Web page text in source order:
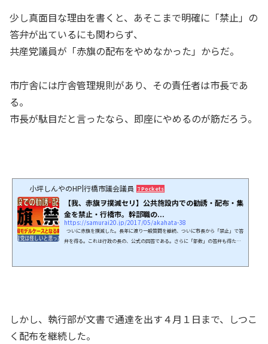
少し真面目な理由を書くと、あそこまで明確に「禁止」の
答弁が出ているにも関わらず、
共産党議員が「赤旗の配布をやめなかった」からだ。
市庁舎には庁舎管理規則があり、その責任者は市長であ
る。
市長が駄目だと言ったなら、即座にやめるのが筋だろう。
小坪しんやのHP|行橋市議会議員 7 Pockets
【我、赤旗ヲ撲滅セリ】公共施設内での勧誘・配布・集
金を禁止・行橋市。幹部職の...
https://samurai20.jp/2017/05/akahata-38
ついに赤旗を撲滅した。長年に渡り一般質問を継続、ついに市長から「禁止」で答
弁を得る。これは行政の長の、公式の回答である。さらに「部数」の答弁も得たの
しかし、執行部が文書で通達を出す４月１日まで、しつこ
く配布を継続した。